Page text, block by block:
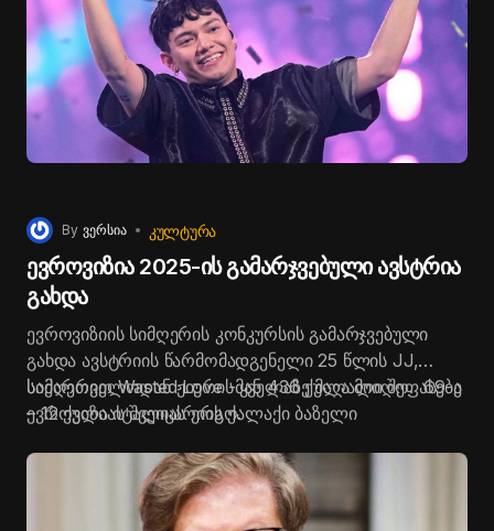
By ვერსია ᲙᲣᲚᲢᲣᲠᲐ
ევროვიზია 2025-ის გამარჯვებული ავსტრია
გახდა
ევროვიზიის სიმღერის კონკურსის გამარჯვებული
გახდა ავსტრიის წარმომადგენელი 25 წლის JJ,
სიმღერით Wasted Love -მან 436 ქულა მიიღო. 69-ე
ევროვიზიას შვეიცარიის ქალაქი ბაზელი
ქვეყანა კი ავსტრია იქნება.
საქართველოდან ჟიურის ყველაზე მაღალი შეფასება
– 12 ქულა იტალიას ერგო.